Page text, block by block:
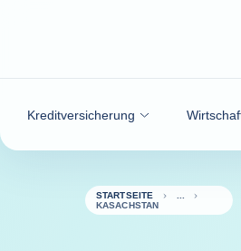
Kreditversicherung
STARTSEITE
KASACHSTAN